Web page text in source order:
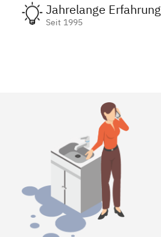
Jahrelange Erfahrung
Seit 1995